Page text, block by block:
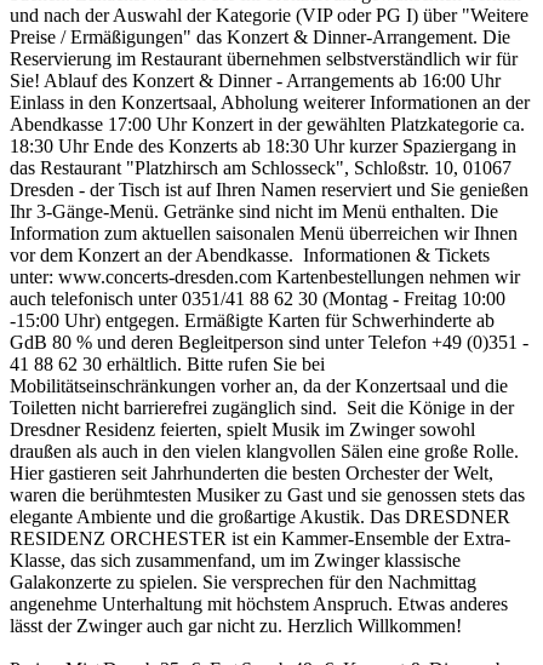
und nach der Auswahl der Kategorie (VIP oder PG I) über "Weitere
Preise / Ermäßigungen" das Konzert & Dinner-Arrangement. Die
Reservierung im Restaurant übernehmen selbstverständlich wir für
Sie! Ablauf des Konzert & Dinner - Arrangements ab 16:00 Uhr
Einlass in den Konzertsaal, Abholung weiterer Informationen an der
Abendkasse 17:00 Uhr Konzert in der gewählten Platzkategorie ca.
18:30 Uhr Ende des Konzerts ab 18:30 Uhr kurzer Spaziergang in
das Restaurant "Platzhirsch am Schlosseck", Schloßstr. 10, 01067
Dresden - der Tisch ist auf Ihren Namen reserviert und Sie genießen
Ihr 3-Gänge-Menü. Getränke sind nicht im Menü enthalten. Die
Information zum aktuellen saisonalen Menü überreichen wir Ihnen
vor dem Konzert an der Abendkasse. Informationen & Tickets
unter: www.concerts-dresden.com Kartenbestellungen nehmen wir
auch telefonisch unter 0351/41 88 62 30 (Montag - Freitag 10:00
-15:00 Uhr) entgegen. Ermäßigte Karten für Schwerhinderte ab
GdB 80 % und deren Begleitperson sind unter Telefon +49 (0)351 -
41 88 62 30 erhältlich. Bitte rufen Sie bei
Mobilitätseinschränkungen vorher an, da der Konzertsaal und die
Toiletten nicht barrierefrei zugänglich sind. Seit die Könige in der
Dresdner Residenz feierten, spielt Musik im Zwinger sowohl
draußen als auch in den vielen klangvollen Sälen eine große Rolle.
Hier gastieren seit Jahrhunderten die besten Orchester der Welt,
waren die berühmtesten Musiker zu Gast und sie genossen stets das
elegante Ambiente und die großartige Akustik. Das DRESDNER
RESIDENZ ORCHESTER ist ein Kammer-Ensemble der Extra-
Klasse, das sich zusammenfand, um im Zwinger klassische
Galakonzerte zu spielen. Sie versprechen für den Nachmittag
angenehme Unterhaltung mit höchstem Anspruch. Etwas anderes
lässt der Zwinger auch gar nicht zu. Herzlich Willkommen!